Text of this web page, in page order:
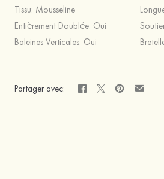
Tissu: Mousseline
Entièrement Doublée: Oui
Baleines Verticales: Oui
Partager avec: